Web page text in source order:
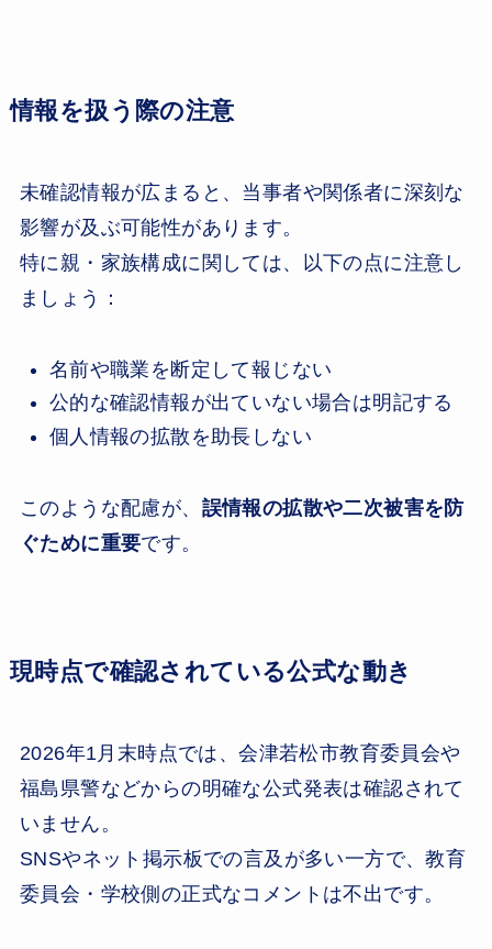
情報を扱う際の注意
未確認情報が広まると、当事者や関係者に深刻な
影響が及ぶ可能性があります。
特に親・家族構成に関しては、以下の点に注意し
ましょう：
名前や職業を断定して報じない
公的な確認情報が出ていない場合は明記する
個人情報の拡散を助長しない
このような配慮が、 誤情報の拡散や二次被害を防
ぐために重要です。
現時点で確認されている公式な動き
2026年1月末時点では、会津若松市教育委員会や
福島県警などからの明確な公式発表は確認されて
いません。
SNSやネット掲示板での言及が多い一方で、教育
委員会・学校側の正式なコメントは不出です。